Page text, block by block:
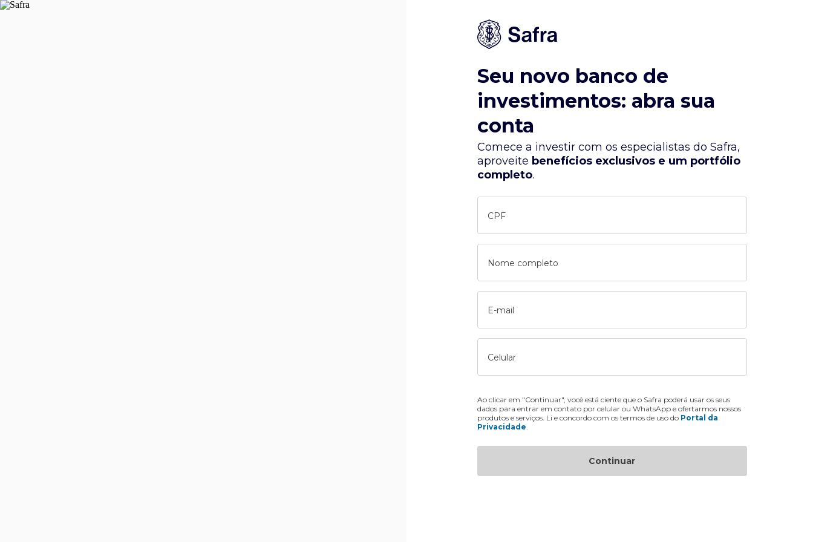
Seu novo banco de
investimentos: abra sua
conta
Comece a investir com os especialistas do Safra,
aproveite benefícios exclusivos e um portfólio
completo.
CPF
Nome completo
E-mail
Celular
Ao clicar em "Continuar", você está ciente que o Safra poderá usar os seus
dados para entrar em contato por celular ou WhatsApp e ofertarmos nossos
produtos e serviços. Li e concordo com os termos de uso do Portal da
Privacidade
Continuar